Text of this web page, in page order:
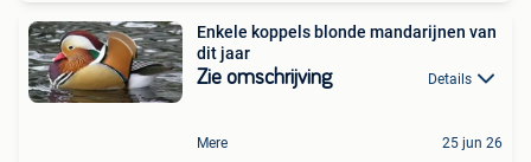
Enkele koppels blonde mandarijnen van
dit jaar
Zie omschrijving Details
Mere 25 jun 26